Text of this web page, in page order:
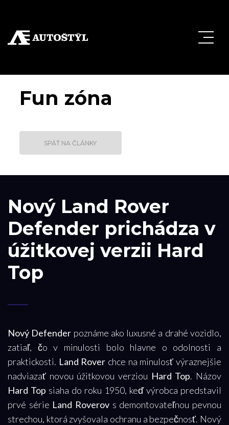
Fun zóna
SPÄŤ NA ČLÁNKY
Nový Land Rover
Defender prichádza v
úžitkovej verzii Hard
Top
Nový Defender poznáme ako luxusné a drahé vozidlo,
zatiaľ, čo v minulosti bolo hlavne o odolnosti a
praktickosti. Land Rover chce na minulosť výraznejšie
nadviazať novou úžitkovou verziou Hard Top. Názov
Hard Top siaha do roku 1950, keď výrobca predstavil
prvé série Land Roverov s demontovateľnou pevnou
strechou, ktorá zvyšovala ochranu a bezpečnosť. Nový